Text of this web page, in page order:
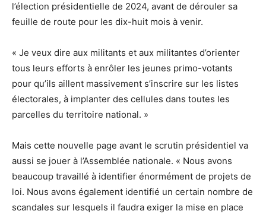
l’élection présidentielle de 2024, avant de dérouler sa
feuille de route pour les dix-huit mois à venir.
« Je veux dire aux militants et aux militantes d’orienter
tous leurs efforts à enrôler les jeunes primo-votants
pour qu’ils aillent massivement s’inscrire sur les listes
électorales, à implanter des cellules dans toutes les
parcelles du territoire national. »
Mais cette nouvelle page avant le scrutin présidentiel va
aussi se jouer à l’Assemblée nationale. « Nous avons
beaucoup travaillé à identifier énormément de projets de
loi. Nous avons également identifié un certain nombre de
scandales sur lesquels il faudra exiger la mise en place